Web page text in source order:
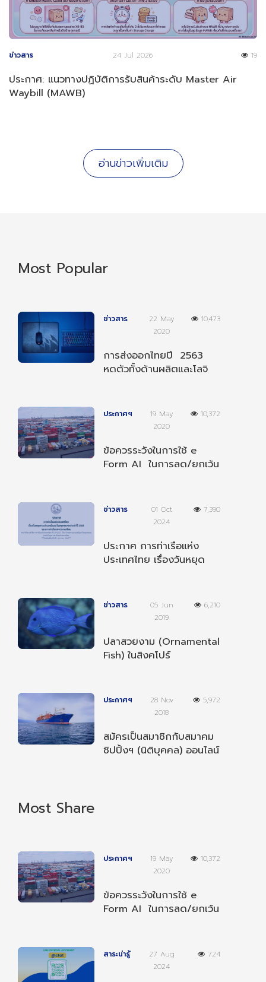
ข่าวสาร 24 Jul 2026 19
ประกาศ: แนวทางปฏิบัติการรับสินค้าระดับ Master Air
Waybill (MAWB)
อ่านข่าวเพิ่มเติม
Most Popular
ข่าวสาร
22 May
2020
10,473
การส่งออกไทยปี 2563
หดตัวทั้งด้านผลิตและโลจิ
ประกาศฯ
19 May
2020
10,372
ข้อควรระวังในการใช้ e
Form AI ในการลด/ยกเว้น
ข่าวสาร
01 Oct
2024
7,390
ประกาศ การท่าเรือแห่ง
ประเทศไทย เรื่องวันหยุด
ข่าวสาร
05 Jun
2019
6,210
ปลาสวยงาม (Ornamental
Fish) ในสิงคโปร์
ประกาศฯ
28 Nov
2018
5,972
สมัครเป็นสมาชิกกับสมาคม
ชิปปิ้งฯ (นิติบุคคล) ออนไลน์
Most Share
ประกาศฯ
19 May
2020
10,372
ข้อควรระวังในการใช้ e
Form AI ในการลด/ยกเว้น
สาระน่ารู้
27 Aug
2024
724